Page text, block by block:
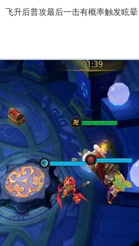
飞升后普攻最后一击有概率触发眩